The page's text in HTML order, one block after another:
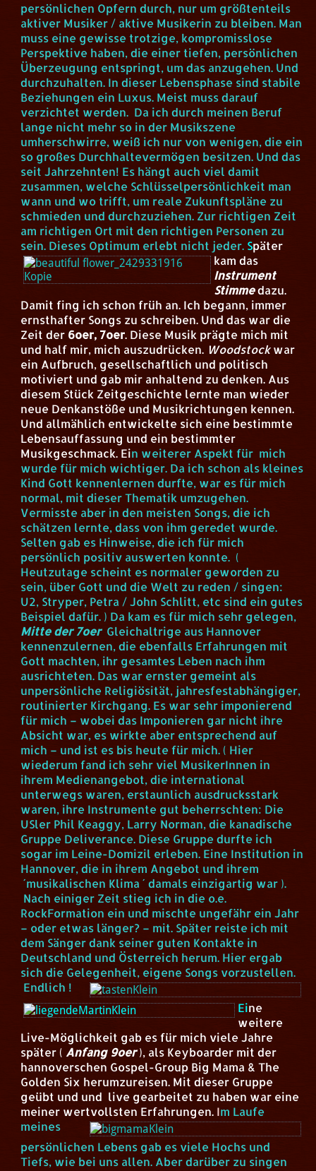
persönlichen Opfern durch, nur um größtenteils
aktiver Musiker / aktive Musikerin zu bleiben. Man
muss eine gewisse trotzige, kompromisslose
Perspektive haben, die einer tiefen, persönlichen
Überzeugung entspringt, um das anzugehen. Und
durchzuhalten. In dieser Lebensphase sind stabile
Beziehungen ein Luxus. Meist muss darauf
verzichtet werden. Da ich durch meinen Beruf
lange nicht mehr so in der Musikszene
umherschwirre, weiß ich nur von wenigen, die ein
so großes Durchhaltevermögen besitzen. Und das
seit Jahrzehnten! Es hängt auch viel damit
zusammen, welche Schlüsselpersönlichkeit man
wann und wo trifft, um reale Zukunftspläne zu
schmieden und durchzuziehen. Zur richtigen Zeit
am richtigen Ort mit den richtigen Personen zu
sein. Dieses Optimum erlebt nicht jeder. Später
kam das
Instrument
Stimmedazu.
Damit fing ich schon früh an. Ich begann, immer
ernsthafter Songs zu schreiben. Und das war die
Zeit der 6oer, 7oer. Diese Musik prägte mich mit
und half mir, mich auszudrücken. Woodstockwar
ein Aufbruch, gesellschaftlich und politisch
motiviert und gab mir anhaltend zu denken. Aus
diesem Stück Zeitgeschichte lernte man wieder
neue Denkanstöße und Musikrichtungen kennen.
Und allmählich entwickelte sich eine bestimmte
Lebensauffassung und ein bestimmter
Musikgeschmack. Ein weiterer Aspekt für mich
wurde für mich wichtiger. Da ich schon als kleines
Kind Gott kennenlernen durfte, war es für mich
normal, mit dieser Thematik umzugehen.
Vermisste aber in den meisten Songs, die ich
schätzen lernte, dass von ihm geredet wurde.
Selten gab es Hinweise, die ich für mich
persönlich positiv auswerten konnte. (
Heutzutage scheint es normaler geworden zu
sein, über Gott und die Welt zu reden / singen:
U2, Stryper, Petra / John Schlitt, etc sind ein gutes
Beispiel dafür. ) Da kam es für mich sehr gelegen,
Mitte der 7oer Gleichaltrige aus Hannover
kennenzulernen, die ebenfalls Erfahrungen mit
Gott machten, ihr gesamtes Leben nach ihm
ausrichteten. Das war ernster gemeint als
unpersönliche Religiösität, jahresfestabhängiger,
routinierter Kirchgang. Es war sehr imponierend
für mich – wobei das Imponieren gar nicht ihre
Absicht war, es wirkte aber entsprechend auf
mich – und ist es bis heute für mich. ( Hier
wiederum fand ich sehr viel MusikerInnen in
ihrem Medienangebot, die international
unterwegs waren, erstaunlich ausdrucksstark
waren, ihre Instrumente gut beherrschten: Die
USler Phil Keaggy, Larry Norman, die kanadische
Gruppe Deliverance. Diese Gruppe durfte ich
sogar im Leine-Domizil erleben. Eine Institution in
Hannover, die in ihrem Angebot und ihrem
´musikalischen Klima ´ damals einzigartig war ).
Nach einiger Zeit stieg ich in die o.e.
RockFormation ein und mischte ungefähr ein Jahr
– oder etwas länger? – mit. Später reiste ich mit
dem Sänger dank seiner guten Kontakte in
Deutschland und Österreich herum. Hier ergab
sich die Gelegenheit, eigene Songs vorzustellen.
Endlich !
Eine
weitere
Live-Möglichkeit gab es für mich viele Jahre
später ( Anfang 9oer), als Keyboarder mit der
hannoverschen Gospel-Group Big Mama & The
Golden Six herumzureisen. Mit dieser Gruppe
geübt und und live gearbeitet zu haben war eine
meiner wertvollsten Erfahrungen. Im Laufe
meines
persönlichen Lebens gab es viele Hochs und
Tiefs, wie bei uns allen. Aber darüber zu singen